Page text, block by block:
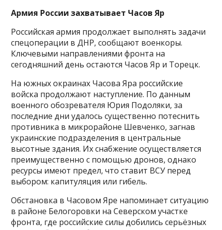
Армия России захватывает Часов Яр
Российская армия продолжает выполнять задачи
спецоперации в ДНР, сообщают военкоры.
Ключевыми направлениями фронта на
сегодняшний день остаются Часов Яр и Торецк.
На южных окраинах Часова Яра российские
войска продолжают наступление. По данным
военного обозревателя Юрия Подоляки, за
последние дни удалось существенно потеснить
противника в микрорайоне Шевченко, загнав
украинские подразделения в центральные
высотные здания. Их снабжение осуществляется
преимущественно с помощью дронов, однако
ресурсы имеют предел, что ставит ВСУ перед
выбором: капитуляция или гибель.
Обстановка в Часовом Яре напоминает ситуацию
в районе Белогоровки на Северском участке
фронта, где российские силы добились серьёзных